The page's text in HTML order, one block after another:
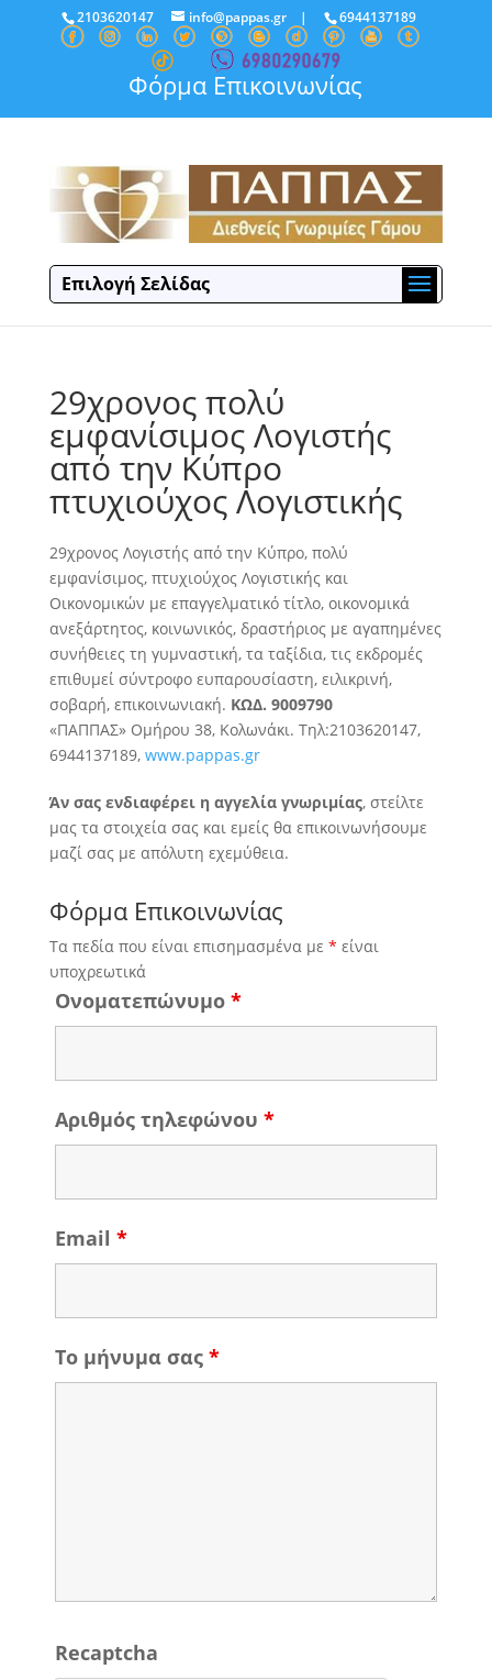
2103620147 info@pappas.gr| 6944137189
Φόρμα Επικοινωνίας
Επιλογή Σελίδας
29χρονος πολύ
εμφανίσιμος Λογιστής
από την Κύπρο
πτυχιούχος Λογιστικής
29χρονος Λογιστής από την Κύπρο, πολύ
εμφανίσιμος, πτυχιούχος Λογιστικής και
Οικονομικών με επαγγελματικό τίτλο, οικονομικά
ανεξάρτητος, κοινωνικός, δραστήριοςμε αγαπημένες
συνήθειες τη γυμναστική, τα ταξίδια, τις εκδρομές
επιθυμεί σύντροφο ευπαρουσίαστη, ειλικρινή,
σοβαρή, επικοινωνιακή. ΚΩΔ. 9009790
«ΠΑΠΠΑΣ» Ομήρου 38, Κολωνάκι. Τηλ:2103620147,
6944137189, www.pappas.gr
Άν σας ενδιαφέρει η αγγελία γνωριμίας, στείλτε
μας τα στοιχεία σας και εμείς θα επικοινωνήσουμε
μαζί σας με απόλυτη εχεμύθεια.
Φόρμα Επικοινωνίας
Τα πεδία που είναι επισημασμένα με * είναι
υποχρεωτικά
Ονοματεπώνυμο *
Αριθμός τηλεφώνου *
Email *
Το μήνυμα σας *
Recaptcha